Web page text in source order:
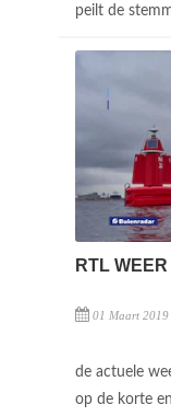
peilt de
RTL WEER
01 Maart 2019
de actuele
op de korte